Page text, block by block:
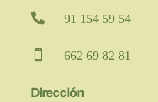
 91 154 59 54
 662 69 82 81
Dirección